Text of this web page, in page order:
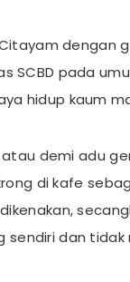
dengan
SCBD pada
hidup kaum
atau demi adu
di kafe
sendiri dan